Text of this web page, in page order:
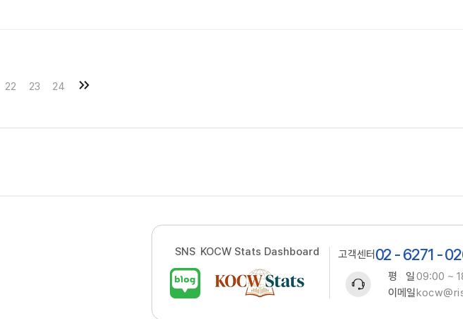
22 23 24
SNS KOCW Stats Dashboard 고객센터 02 - 6271 -
평 일09:00 ~
이메일